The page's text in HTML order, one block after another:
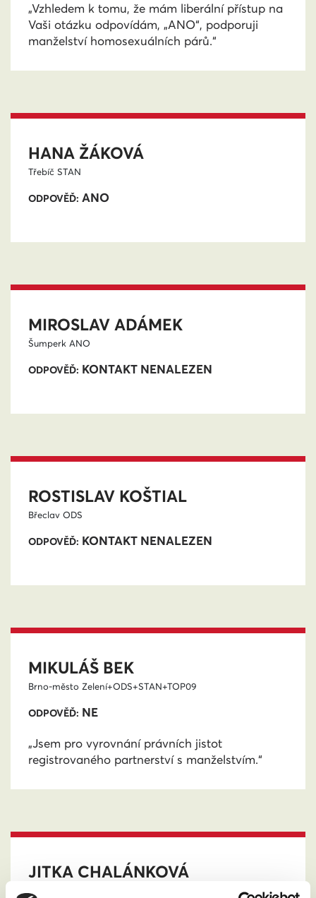
„Vzhledem k tomu, že mám liberální přístup na
Vaši otázku odpovídám, „ANO“, podporuji
manželství homosexuálních párů.“
HANA ŽÁKOVÁ
Třebíč STAN
ODPOVĚĎ: ANO
MIROSLAV ADÁMEK
Šumperk ANO
ODPOVĚĎ: KONTAKT NENALEZEN
ROSTISLAV KOŠTIAL
Břeclav ODS
ODPOVĚĎ: KONTAKT NENALEZEN
MIKULÁŠ BEK
Brno-město Zelení+ODS+STAN+TOP09
ODPOVĚĎ: NE
„Jsem pro vyrovnání právních jistot
registrovaného partnerství s manželstvím.“
JITKA CHALÁNKOVÁ
Prostějov